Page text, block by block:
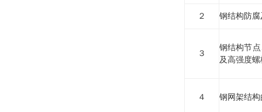
２ 钢结构防
３
钢结构节
及高强度
４ 钢网架结